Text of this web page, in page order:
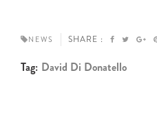
NEWS SHARE :
Tag: David Di Donatello